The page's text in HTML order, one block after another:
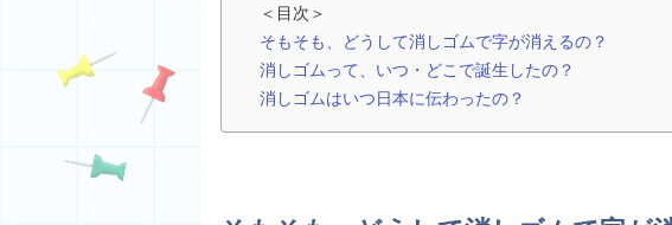
＜目次＞
そもそも、どうして消しゴムで字が消えるの？
消しゴムって、いつ・どこで誕生したの？
消しゴムはいつ日本に伝わったの？